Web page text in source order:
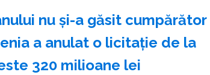
nu și-a găsit cumpărător
a anulat o licitație de la
320 milioane lei